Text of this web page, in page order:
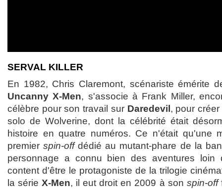
SERVAL KILLER
En 1982, Chris Claremont, scénariste émérite
Uncanny X-Men, s'associe à Frank Miller,
célèbre pour son travail sur Daredevil , pour
solo de Wolverine, dont la célébrité était
histoire en quatre numéros. Ce n'était qu'une
premierspin-offdédié au mutant-phare de la
personnage a connu bien des aventures
content d'être le protagoniste de la trilogie
la sérieX-Men, il eut droit en 2009 à son spin-off